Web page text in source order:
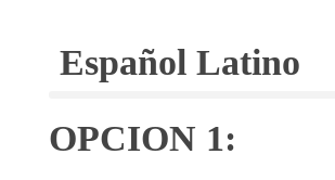
Español Latino
OPCION 1: